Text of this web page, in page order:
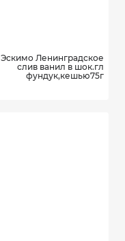
Эскимо Ленинградское
слив ванил в шок.гл
фундук,кешью75г